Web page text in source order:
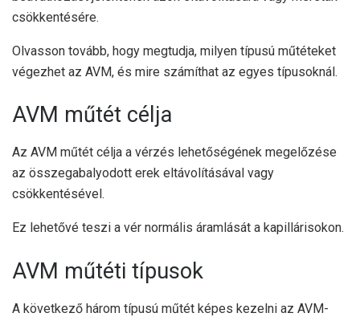
csökkentésére.
Olvasson tovább, hogy megtudja, milyen típusú műtéteket
végezhet az AVM, és mire számíthat az egyes típusoknál.
AVM műtét célja
Az AVM műtét célja a vérzés lehetőségének megelőzése
az összegabalyodott erek eltávolításával vagy
csökkentésével.
Ez lehetővé teszi a vér normális áramlását a kapillárisokon.
AVM műtéti típusok
A következő három típusú műtét képes kezelni az AVM-